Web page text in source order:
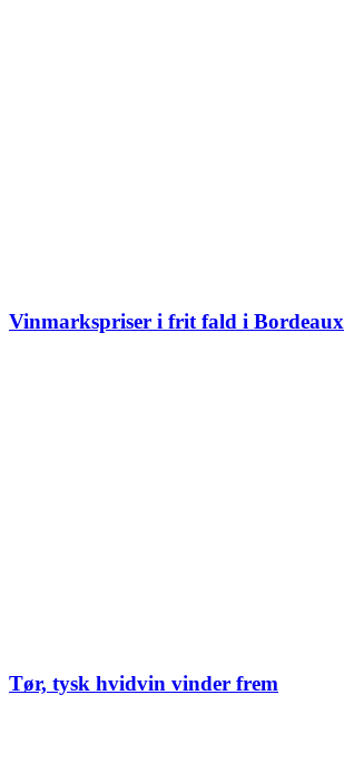
Vinmarkspriser i frit fald i Bordeaux
Tør, tysk hvidvin vinder frem